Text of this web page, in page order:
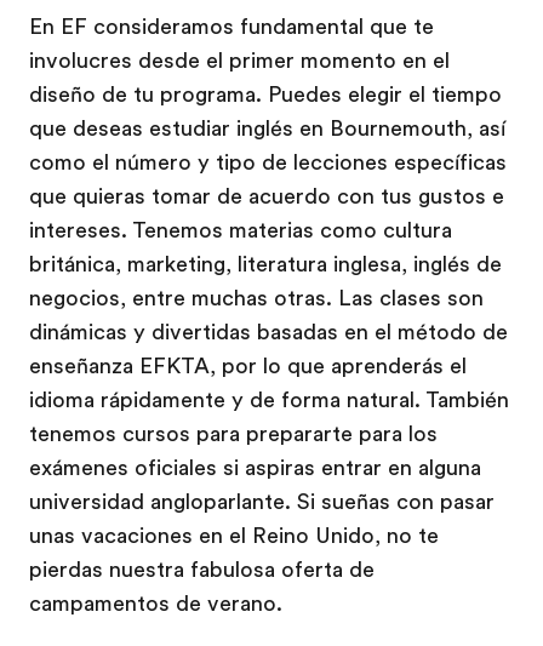
En EF consideramos fundamental que te
involucres desde el primer momento en el
diseño de tu programa. Puedes elegir el tiempo
que deseas estudiar inglés en Bournemouth, así
como el número y tipo de lecciones específicas
que quieras tomar de acuerdo con tus gustos e
intereses. Tenemos materias como cultura
británica, marketing, literatura inglesa, inglés de
negocios, entre muchas otras. Las clases son
dinámicas y divertidas basadas en el método de
enseñanza EFKTA, por lo que aprenderás el
idioma rápidamente y de forma natural. También
tenemos cursos para prepararte para los
exámenes oficiales si aspiras entrar en alguna
universidad angloparlante. Si sueñas con pasar
unas vacaciones en el Reino Unido, no te
pierdas nuestra fabulosa oferta de
campamentos de verano.